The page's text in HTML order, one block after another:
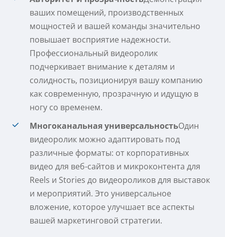
ваших помещений, производственных
мощностей и вашей команды значительно
повышает восприятие надежности.
Профессиональный видеоролик
подчеркивает внимание к деталям и
солидность, позиционируя вашу компанию
как современную, прозрачную и идущую в
ногу со временем.
Многоканальная универсальностьОдин
видеоролик можно адаптировать под
различные форматы: от корпоративных
видео для веб-сайтов и микроконтента для
Reels и Stories до видеороликов для выставок
и мероприятий. Это универсальное
вложение, которое улучшает все аспекты
вашей маркетинговой стратегии.